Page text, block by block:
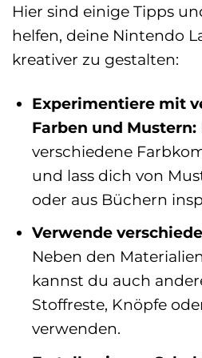
Hier sind einige Tipps
helfen, deine Nintendo
kreativer zu gestalten:
Experimentiere mit
Farben und Mustern:
verschiedene
und lass dich von
oder aus Büchern
Verwende
Neben den
kannst du auch
Stoffreste, Knöpfe
verwenden.